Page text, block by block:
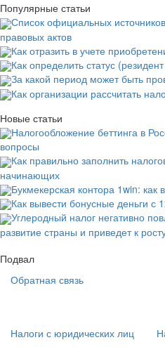
Популярные статьи
Список официальных
правовых актов
Как отразить в учете
Как определить статус
За какой период может быть
Как организации рассчитать
Новые статьи
Налогообложение беттинга в
вопросы
Как правильно заполнить
начинающих
Букмекерская контора 1win: как
Как вывести бонусные деньги с
Углеродный налог негативно
развитие страны и приведет к
Подвал
Обратная связь
Налоги с юридических лиц